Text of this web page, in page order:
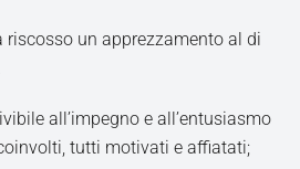
riscosso un apprezzamento al di
all’impegno e all’entusiasmo
tutti motivati e affiatati;